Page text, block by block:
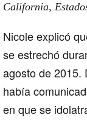
California,
Nicole explicó
se estrechó
agosto de 2015.
había
en que se